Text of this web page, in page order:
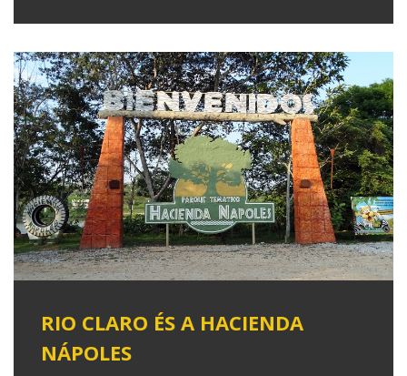
RIO CLARO ÉS A HACIENDA
NÁPOLES